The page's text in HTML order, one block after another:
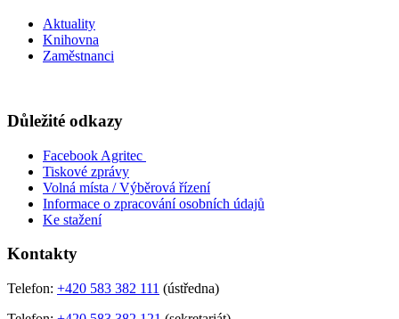
Aktuality
Knihovna
Zaměstnanci
Důležité odkazy
Facebook Agritec
Tiskové zprávy
Volná místa / Výběrová řízení
Informace o zpracování osobních údajů
Ke stažení
Kontakty
Telefon: +420 583 382 111 (ústředna)